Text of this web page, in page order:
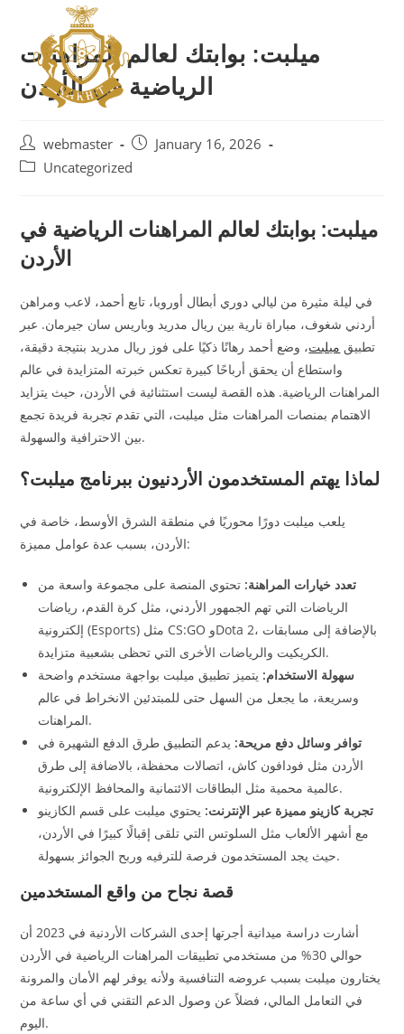
ميلبت: بوابتك لعالم المراهنات
الرياضية في الأردن
webmaster
January 16, 2026
Uncategorized
ميلبت: بوابتك لعالم المراهنات الرياضية في
الأردن
في ليلة مثيرة من ليالي دوري أبطال أوروبا، تابع أحمد، لاعب ومراهن
أردني شغوف، مباراة نارية بين ريال مدريد وباريس سان جيرمان. عبر
تطبيق ميلبت، وضع أحمد رهانًا ذكيًا على فوز ريال مدريد بنتيجة دقيقة،
واستطاع أن يحقق أرباحًا كبيرة تعكس خبرته المتزايدة في عالم
المراهنات الرياضية. هذه القصة ليست استثنائية في الأردن، حيث يتزايد
الاهتمام بمنصات المراهنات مثل ميلبت، التي تقدم تجربة فريدة تجمع
بين الاحترافية والسهولة.
لماذا يهتم المستخدمون الأردنيون ببرنامج ميلبت؟
يلعب ميلبت دورًا محوريًا في منطقة الشرق الأوسط، خاصة في
الأردن، بسبب عدة عوامل مميزة:
تعدد خيارات المراهنة: تحتوي المنصة على مجموعة واسعة من
الرياضات التي تهم الجمهور الأردني، مثل كرة القدم، رياضات
إلكترونية (Esports) مثل CS:GO وDota 2، بالإضافة إلى مسابقات
الكريكيت والرياضات الأخرى التي تحظى بشعبية متزايدة.
سهولة الاستخدام: يتميز تطبيق ميلبت بواجهة مستخدم واضحة
وسريعة، ما يجعل من السهل حتى للمبتدئين الانخراط في عالم
المراهنات.
توافر وسائل دفع مريحة: يدعم التطبيق طرق الدفع الشهيرة في
الأردن مثل فودافون كاش، اتصالات محفظة، بالاضافة إلى طرق
عالمية محمية مثل البطاقات الائتمانية والمحافظ الإلكترونية.
تجربة كازينو مميزة عبر الإنترنت: يحتوي ميلبت على قسم الكازينو
مع أشهر الألعاب مثل السلوتس التي تلقى إقبالًا كبيرًا في الأردن،
حيث يجد المستخدمون فرصة للترفيه وربح الجوائز بسهولة.
قصة نجاح من واقع المستخدمين
أشارت دراسة ميدانية أجرتها إحدى الشركات الأردنية في 2023 أن
حوالي 30% من مستخدمي تطبيقات المراهنات الرياضية في الأردن
يختارون ميلبت بسبب عروضه التنافسية ولأنه يوفر لهم الأمان والمرونة
في التعامل المالي، فضلاً عن وصول الدعم التقني في أي ساعة من
اليوم.